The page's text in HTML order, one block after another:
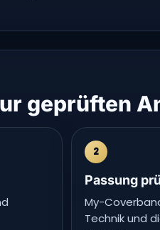
geprüften
2
Passung
My-
Technik und